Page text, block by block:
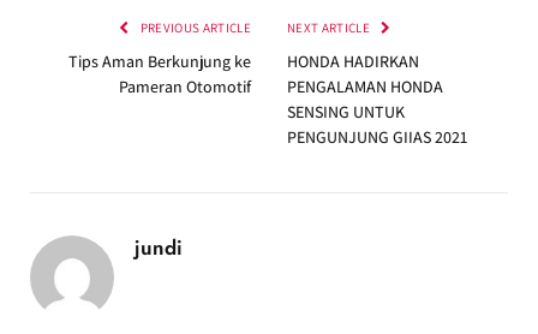
PREVIOUS ARTICLE
Tips Aman Berkunjung ke
Pameran Otomotif
NEXT ARTICLE
HONDA HADIRKAN
PENGALAMAN HONDA
SENSING UNTUK
PENGUNJUNG GIIAS 2021
jundi